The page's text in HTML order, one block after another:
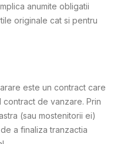
anumite obligatii
originale cat si pentru
este un contract care
de vanzare. Prin
(sau mostenitorii ei)
a finaliza tranzactia